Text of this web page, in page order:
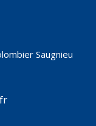
Saugnieu